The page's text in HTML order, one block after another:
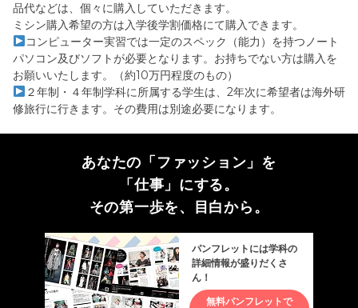
品代などは、個々に購入していただきます。
ミシン購入希望の方は入学後学割価格にて購入できます。
コンピューター実習では一定のスペック（能力）を持つノート
パソコン及びソフトが必要となります。お持ちでない方は購入を
お願いいたします。（約10万円程度のもの）
２年制・４年制学科に所属する学生は、2年次に希望者は海外研
修旅行に行きます。その費用は別途必要になります。
あなたの「ファッション」を
「仕事」にする。
その第一歩を、目白から。
パンフレットには学科の
詳細情報が盛りだくさ
ん！
無料パンフレットで